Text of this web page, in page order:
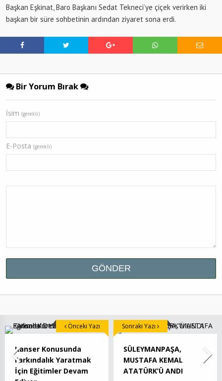
Başkan Eşkinat, Baro Başkanı Sedat Tekneci’ye çiçek verirken iki
başkan bir süre sohbetinin ardından ziyaret sona erdi.
Bir Yorum Bırak
İsim (gerekli)
E-Posta (gerekli)
Kanser Konusunda
Farkındalık Yaratmak
İçin Eğitimler Devam
Önceki Yazı
SÜLEYMANPAŞA,
MUSTAFA KEMAL
ATATÜRK’Ü ANDI
Sonraki Yazı